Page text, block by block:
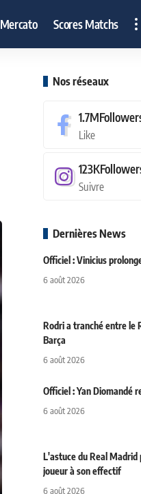
Mercato Scores Matchs
Nos réseaux
1.7M
Like
123K
Suivre
Dernières News
Officiel : Vinicius
6 août 2026
Rodri a tranché entre le
Barça
6 août 2026
Officiel : Yan Diomandé
6 août 2026
L'astuce du Real Madrid
joueur à son effectif
6 août 2026